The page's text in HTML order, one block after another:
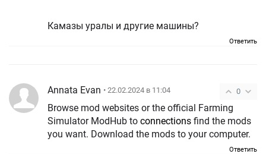
Камазы уралы и другие машины?
Ответить
0
Annata Evan • 22.02.2024 в 11:04
Browse mod websites or the official Farming
Simulator ModHub to connections find the mods
you want. Download the mods to your computer.
Ответить